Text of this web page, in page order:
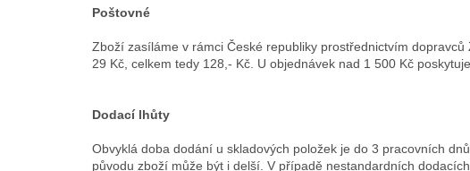
Poštovné
Zboží zasíláme v rámci České republiky prostřednictvím
29 Kč, celkem tedy 128,- Kč. U objednávek nad 1 500 Kč
Dodací lhůty
Obvyklá doba dodání u skladových položek je do 3 pracovních
původu zboží může být i delší. V případě nestandardních